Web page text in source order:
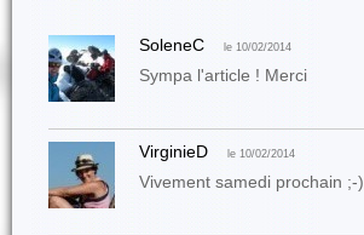
SoleneC le 10/02/2014
Sympa l'article ! Merci
VirginieD le 10/02/2014
Vivement samedi prochain ;-)